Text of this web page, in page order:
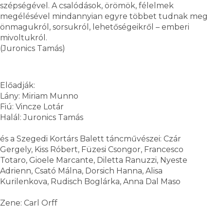
szépségével. A csalódások, örömök, félelmek
megélésével mindannyian egyre többet tudnak meg
önmagukról, sorsukról, lehetőségeikről – emberi
mivoltukról.
(Juronics Tamás)
Előadják:
Lány: Miriam Munno
Fiú: Vincze Lotár
Halál: Juronics Tamás
és a Szegedi Kortárs Balett táncművészei: Czár
Gergely, Kiss Róbert, Füzesi Csongor, Francesco
Totaro, Gioele Marcante, Diletta Ranuzzi, Nyeste
Adrienn, Csató Málna, Dorsich Hanna, Alisa
Kurilenkova, Rudisch Boglárka, Anna Dal Maso
Zene: Carl Orff